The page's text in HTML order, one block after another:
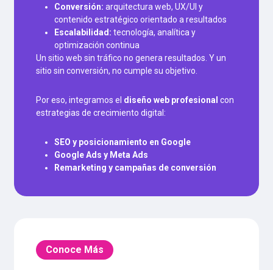
Conversión: arquitectura web, UX/UI y
contenido estratégico orientado a resultados
Escalabilidad: tecnología, analítica y
optimización continua
Un sitio web sin tráfico no genera resultados. Y un
sitio sin conversión, no cumple su objetivo.
Por eso, integramos el diseño web profesional con
estrategias de crecimiento digital:
SEO y posicionamiento en Google
Google Ads y Meta Ads
Remarketing y campañas de conversión
Conoce Más